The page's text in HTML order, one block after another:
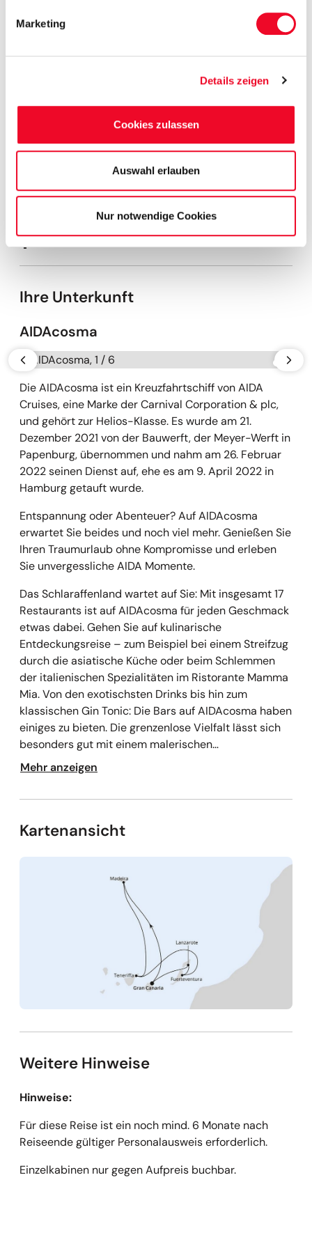
Marketing
Details zeigen
Cookies zulassen
Auswahl erlauben
Nur notwendige Cookies
Verfügbar Ausgebucht
Haustürabholung
0 €
Aschersleben – Schubert Touristik
Braunschweig – Braunschweig ZOB
-120 €
Erfurt – Schubert Touristik Terminal Erfurt
Hannover – Hannover ZOB Bussteig 1
-120 €
Ihre Unterkunft
AIDAcosma
Galerie überspringen
vorherige
Die AIDAcosma ist ein Kreuzfahrtschiff von AIDA
Cruises, eine Marke der Carnival Corporation & plc,
und gehört zur Helios-Klasse. Es wurde am 21.
Dezember 2021 von der Bauwerft, der Meyer-Werft in
Papenburg, übernommen und nahm am 26. Februar
2022 seinen Dienst auf, ehe es am 9. April 2022 in
Hamburg getauft wurde.
Entspannung oder Abenteuer? Auf AIDAcosma
erwartet Sie beides und noch viel mehr. Genießen Sie
Ihren Traumurlaub ohne Kompromisse und erleben
Sie unvergessliche AIDA Momente.
Das Schlaraffenland wartet auf Sie: Mit insgesamt 17
Restaurants ist auf AIDAcosma für jeden Geschmack
etwas dabei. Gehen Sie auf kulinarische
Entdeckungsreise – zum Beispiel bei einem Streifzug
durch die asiatische Küche oder beim Schlemmen
der italienischen Spezialitäten im Ristorante Mamma
Mia. Von den exotischsten Drinks bis hin zum
klassischen Gin Tonic: Die Bars auf AIDAcosma haben
einiges zu bieten. Die grenzenlose Vielfalt lässt sich
besonders gut mit einem malerischen
Sonnenuntergang auskosten. Das AIDAcosma
Entertainment lässt niemanden still sitzen: In
Programm für große und kleine Abenteurer.
Mehr anzeigen
Kartenansicht
Weitere Hinweise
Hinweise:
Für diese Reise ist ein noch mind. 6 Monate nach
Reiseende gültiger Personalausweis erforderlich.
Einzelkabinen nur gegen Aufpreis buchbar.